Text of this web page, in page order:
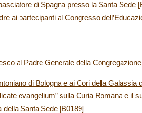
di Spagna presso la Santa Sede
ai partecipanti al Congresso
al Padre Generale della
di Bologna e ai Cori della Galassia
evangelium” sulla Curia Romana e il
Santa Sede [B0189]